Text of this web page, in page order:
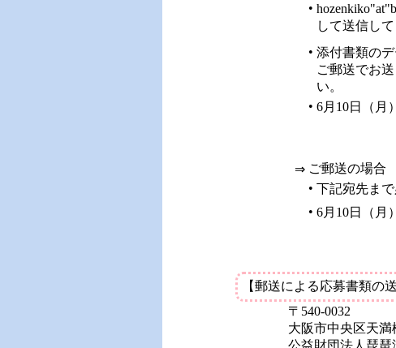
•
して送信して
• 添付書類の
ご郵送でお
い。
• 6月10日（月
⇒ ご郵送の場合
• 下記宛先ま
• 6月10日（月
【郵送による応募書類の
〒540-0032
大阪市中央区天
公益財団法人琵